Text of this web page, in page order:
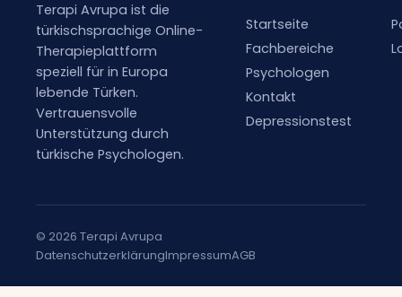
Terapi Avrupa ist die
türkischsprachige Online-
Therapieplattform
speziell für in Europa
lebende Türken.
Vertrauensvolle
Unterstützung durch
türkische Psychologen.
Startseite
Fachbereiche
Psychologen
Kontakt
Depressionstest
© 2026 Terapi Avrupa
DatenschutzerklärungImpressumAGB